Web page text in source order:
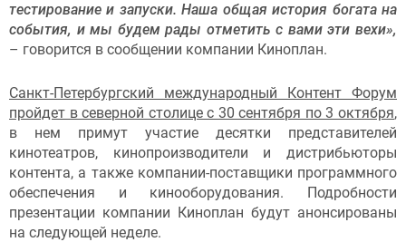
тестирование и запуски. Наша общая история богата на
события, и мы будем рады отметить с вами эти вехи»,
– говорится в сообщении компании Киноплан.
Санкт-Петербургский международный Контент Форум
пройдет в северной столице с 30 сентября по 3 октября,
в нем примут участие десятки представителей
кинотеатров, кинопроизводители и дистрибьюторы
контента, а также компании-поставщики программного
обеспечения и кинооборудования. Подробности
презентации компании Киноплан будут анонсированы
на следующей неделе.